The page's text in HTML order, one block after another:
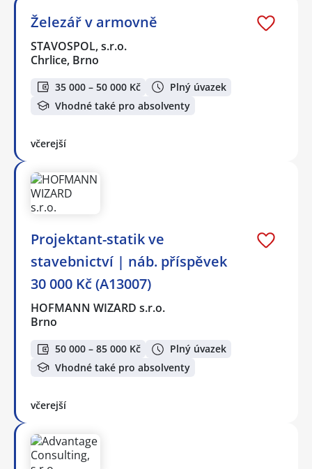
Železář v armovně
STAVOSPOL, s.r.o.
Chrlice, Brno
35 000 – 50 000 Kč
Plný úvazek
Vhodné také pro absolventy
včerejší
️Projektant-statik ve
stavebnictví | náb. příspěvek
30 000 Kč (A13007)
HOFMANN WIZARD s.r.o.
Brno
50 000 – 85 000 Kč
Plný úvazek
Vhodné také pro absolventy
včerejší